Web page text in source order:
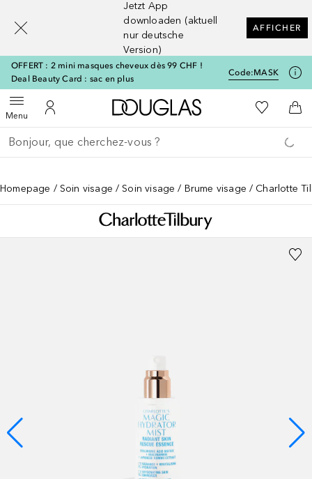
Jetzt App
downloaden (aktuell
nur deutsche
Version)
AFFICHER
OFFERT : 2 mini masques cheveux dès 99 CHF !
Deal Beauty Card : sac en plus
Code:MASK
MenuOuvrir le menuVers Mon Compte
Vers l'accueil Douglas
Vers Ma
Retourner
Exécuter la recherche
Homepage Soin visage Soin visage Brume visage Charlotte
[navigation.slideout.screenreader]